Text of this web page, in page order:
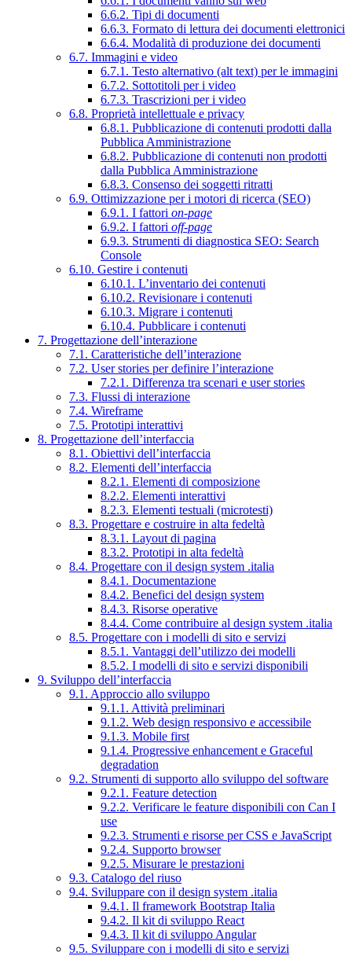
6.6.2. Tipi di documenti
6.6.3. Formato di lettura dei documenti elettronici
6.6.4. Modalità di produzione dei documenti
6.7. Immagini e video
6.7.1. Testo alternativo (alt text) per le immagini
6.7.2. Sottotitoli per i video
6.7.3. Trascrizioni per i video
6.8. Proprietà intellettuale e privacy
6.8.1. Pubblicazione di contenuti prodotti dalla
Pubblica Amministrazione
6.8.2. Pubblicazione di contenuti non prodotti
dalla Pubblica Amministrazione
6.8.3. Consenso dei soggetti ritratti
6.9. Ottimizzazione per i motori di ricerca (SEO)
6.9.1. I fattori on-page
6.9.2. I fattori off-page
6.9.3. Strumenti di diagnostica SEO: Search
Console
6.10. Gestire i contenuti
6.10.1. L’inventario dei contenuti
6.10.2. Revisionare i contenuti
6.10.3. Migrare i contenuti
6.10.4. Pubblicare i contenuti
7. Progettazione dell’interazione
7.1. Caratteristiche dell’interazione
7.2. User stories per definire l’interazione
7.2.1. Differenza tra scenari e user stories
7.3. Flussi di interazione
7.4. Wireframe
7.5. Prototipi interattivi
8. Progettazione dell’interfaccia
8.1. Obiettivi dell’interfaccia
8.2. Elementi dell’interfaccia
8.2.1. Elementi di composizione
8.2.2. Elementi interattivi
8.2.3. Elementi testuali (microtesti)
8.3. Progettare e costruire in alta fedeltà
8.3.1. Layout di pagina
8.3.2. Prototipi in alta fedeltà
8.4. Progettare con il design system .italia
8.4.1. Documentazione
8.4.2. Benefici del design system
8.4.3. Risorse operative
8.4.4. Come contribuire al design system .italia
8.5. Progettare con i modelli di sito e servizi
8.5.1. Vantaggi dell’utilizzo dei modelli
8.5.2. I modelli di sito e servizi disponibili
9. Sviluppo dell’interfaccia
9.1. Approccio allo sviluppo
9.1.1. Attività preliminari
9.1.2. Web design responsivo e accessibile
9.1.3. Mobile first
9.1.4. Progressive enhancement e Graceful
degradation
9.2. Strumenti di supporto allo sviluppo del software
9.2.1. Feature detection
9.2.2. Verificare le feature disponibili con Can I
use
9.2.3. Strumenti e risorse per CSS e JavaScript
9.2.4. Supporto browser
9.2.5. Misurare le prestazioni
9.3. Catalogo del riuso
9.4. Sviluppare con il design system .italia
9.4.1. Il framework Bootstrap Italia
9.4.2. Il kit di sviluppo React
9.4.3. Il kit di sviluppo Angular
9.5. Sviluppare con i modelli di sito e servizi